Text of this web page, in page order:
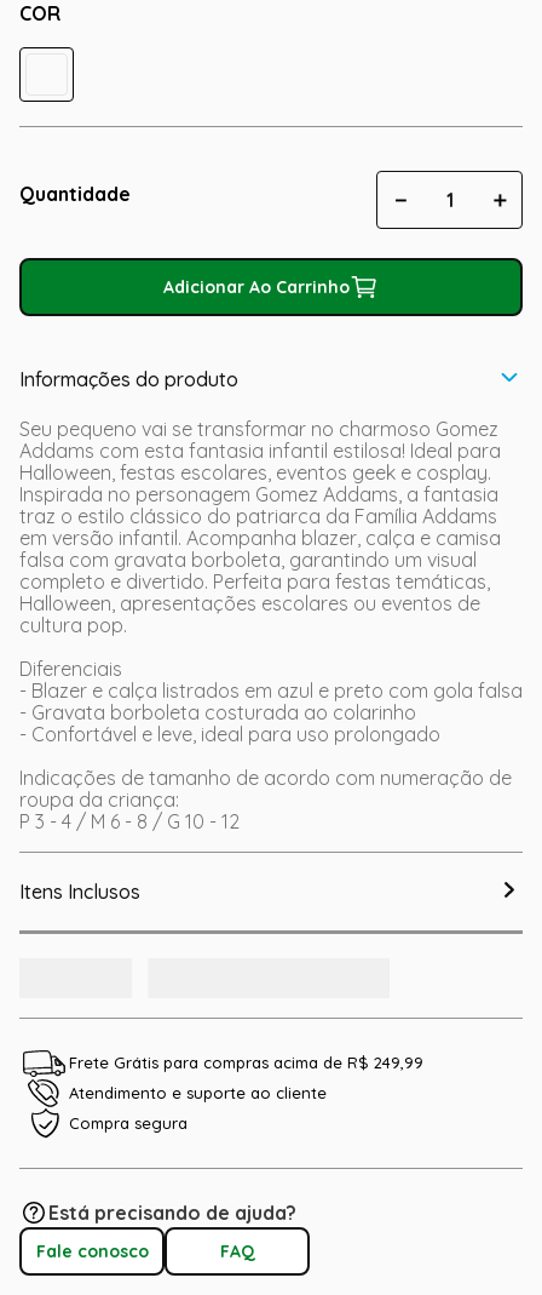
COR
Quantidade ＋
－
Adicionar Ao Carrinho
Informações do produto
Seu pequeno vai se transformar no charmoso Gomez
Addams com esta fantasia infantil estilosa! Ideal para
Halloween, festas escolares, eventos geek e cosplay.
Inspirada no personagem Gomez Addams, a fantasia
traz o estilo clássico do patriarca da Família Addams
em versão infantil. Acompanha blazer, calça e camisa
falsa com gravata borboleta, garantindo um visual
completo e divertido. Perfeita para festas temáticas,
Halloween, apresentações escolares ou eventos de
cultura pop.
Diferenciais
- Blazer e calça listrados em azul e preto com gola falsa
- Gravata borboleta costurada ao colarinho
- Confortável e leve, ideal para uso prolongado
Indicações de tamanho de acordo com numeração de
roupa da criança:
P 3 - 4 / M 6 - 8 / G 10 - 12
Itens Inclusos
Frete Grátis para compras acima de R$ 249,99
Atendimento e suporte ao cliente
Compra segura
Está precisando de ajuda?
Fale conosco FAQ